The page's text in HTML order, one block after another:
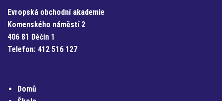
Evropská obchodní akademie
Komenského náměstí 2
406 81 Děčín 1
Telefon: 412 516 127
Domů